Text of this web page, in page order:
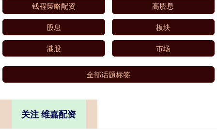
钱程策略配资 高股息
股息 板块
港股 市场
全部话题标签
关注 维嘉配资